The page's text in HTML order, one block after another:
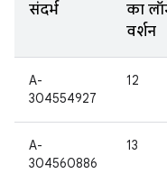
संदर्भ
का
वर्शन
A-
304554927
12
A-
304560886
13